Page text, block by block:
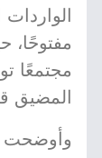
مفتوحًا،
المضيق
وأوضحت